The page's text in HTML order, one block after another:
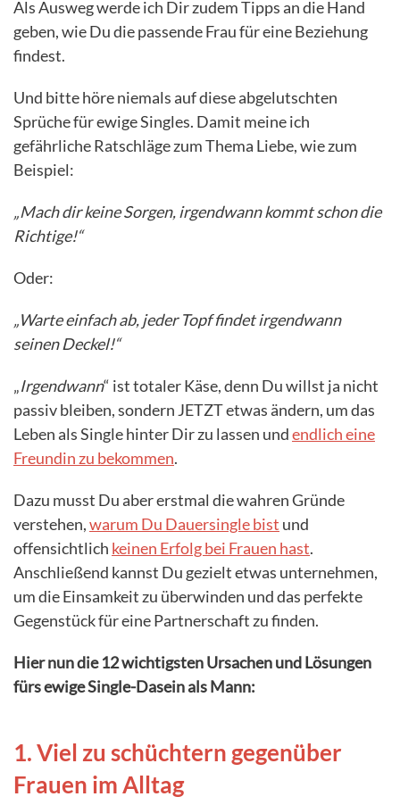
Als Ausweg werde ich Dir zudem Tipps an die Hand
geben, wie Du die passende Frau für eine Beziehung
findest.
Und bitte höre niemals auf diese abgelutschten
Sprüche für ewige Singles. Damit meine ich
gefährliche Ratschläge zum Thema Liebe, wie zum
Beispiel:
„Mach dir keine Sorgen, irgendwann kommt schon die
Richtige!“
Oder:
„Warte einfach ab, jeder Topf findet irgendwann
seinen Deckel!“
„Irgendwann“ ist totaler Käse, denn Du willst ja nicht
passiv bleiben, sondern JETZT etwas ändern, um das
Leben als Single hinter Dir zu lassen undendlich eine
Freundin zu bekommen.
Dazu musst Du aber erstmal die wahren Gründe
verstehen,warum Du Dauersingle bist und
offensichtlich keinen Erfolg bei Frauen hast.
Anschließend kannst Du gezielt etwas unternehmen,
um die Einsamkeit zu überwinden und das perfekte
Gegenstück für eine Partnerschaft zu finden.
Hier nun die 12 wichtigsten Ursachen und Lösungen
fürs ewige Single-Dasein als Mann:
1. Viel zu schüchtern gegenüber
Frauen im Alltag